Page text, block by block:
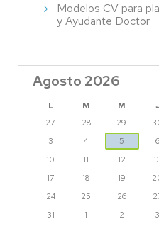
Modelos CV para
y Ayudante Doctor
Agosto 2026
L M M
27
28 29
3
4 5 6
10
11 12
17
18 19
24
25 26
31
1 2 3